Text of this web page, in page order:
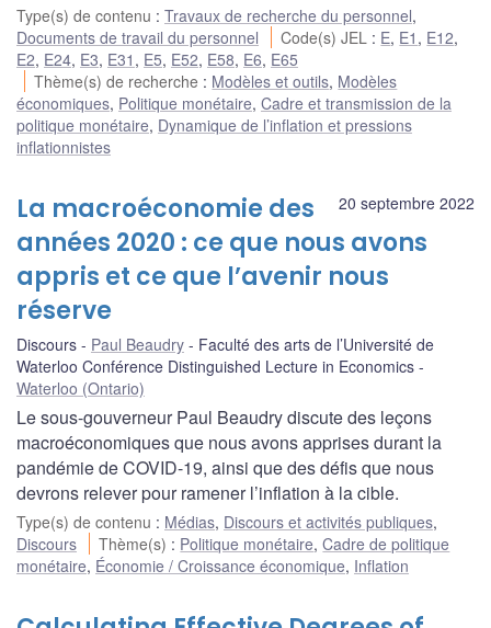
Type(s) de contenu : Travaux de recherche du personnel,
Documents de travail du personnel
Code(s) JEL : E, E1 , E12,
E2, E24, E3, E31 , E5, E52, E58, E6, E65
Thème(s) de recherche : Modèles et outils, Modèles
économiques, Politique monétaire, Cadre et transmission de la
politique monétaire, Dynamique de l’inflation et pressions
inflationnistes
20 septembre 2022
La macroéconomie des
années 2020 : ce que nous avons
appris et ce que l’avenir nous
réserve
Discours Paul Beaudry
Faculté des arts de l’Université de
Waterloo Conférence Distinguished Lecture in Economics
Waterloo (Ontario)
Le sous-gouverneur Paul Beaudry discute des leçons
macroéconomiques que nous avons apprises durant la
pandémie de COVID-19, ainsi que des défis que nous
devrons relever pour ramener l’inflation à la cible.
Type(s) de contenu : Médias, Discours et activités publiques,
Discours
Thème(s) : Politique monétaire,Cadre de politique
monétaire, Économie / Croissance économique, Inflation